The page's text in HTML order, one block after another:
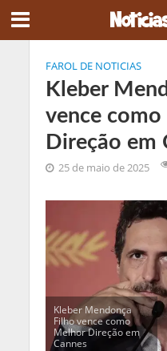
FAROL DE NOTICIAS
Kleber
vence
Direção em
25 de maio de 2025
Kleber Mendonça
Filho vence como
Melhor Direção em
Cannes